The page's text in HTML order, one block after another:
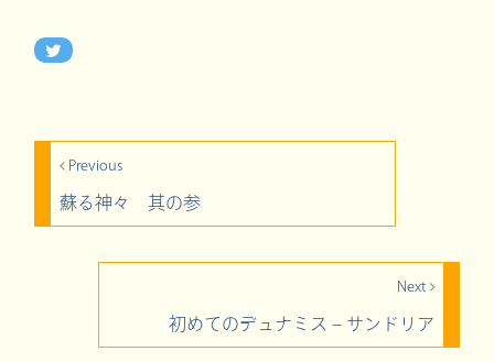
Previous
蘇る神々 其の参
Next
初めてのデュナミス – サンドリア